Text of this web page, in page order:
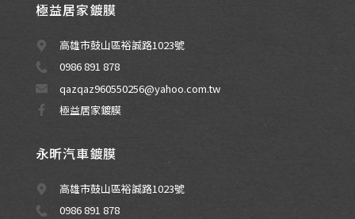
極益居家鍍膜
高雄市鼓山區裕誠路1023號
0986 891 878
qazqaz960550256@yahoo.com.tw
極益居家鍍膜
永昕汽車鍍膜
高雄市鼓山區裕誠路1023號
0986 891 878